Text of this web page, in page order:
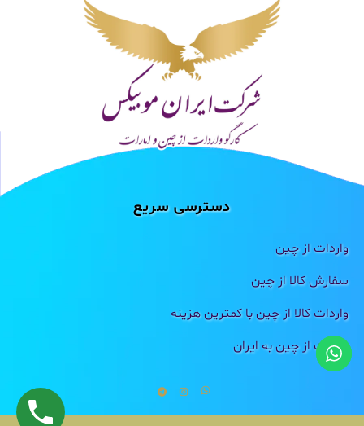
دسترسی سریع
واردات از چین
سفارش کالا از چین
واردات کالا از چین با کمترین هزینه
واردات از چین به ایران